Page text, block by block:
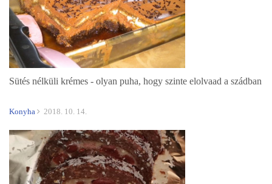
Sütés nélküli krémes - olyan puha, hogy szinte elolvaad a szádban
Konyha 2018. 10. 14.